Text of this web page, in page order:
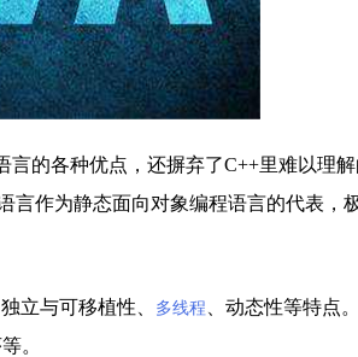
的各种优点，还摒弃了C++里难以理
言作为静态面向对象编程语言的代表，
立与可移植性、 多线程
、动态性等特点
。